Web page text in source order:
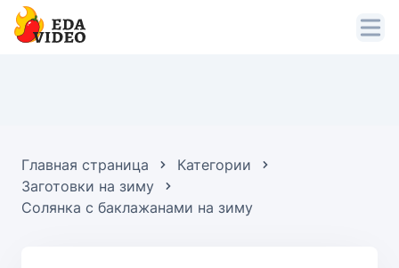
Главная страница
Категории
Заготовки на зиму
Солянка с баклажанами на зиму